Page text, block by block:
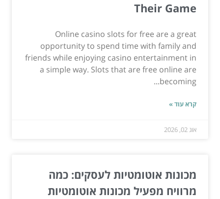
Their Game
Online casino slots for free are a great
opportunity to spend time with family and
friends while enjoying casino entertainment in
a simple way. Slots that are free online are
becoming...
קרא עוד »
אוג 02, 2026
מכונות אוטומטיות לעסקים: כמה
מרוויח מפעיל מכונות אוטומטיות